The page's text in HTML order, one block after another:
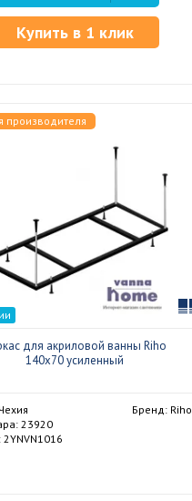
Купить в 1 клик
производителя
для акриловой ванны Riho
140x70 усиленный
Бренд: Riho
23920
2YNVN1016